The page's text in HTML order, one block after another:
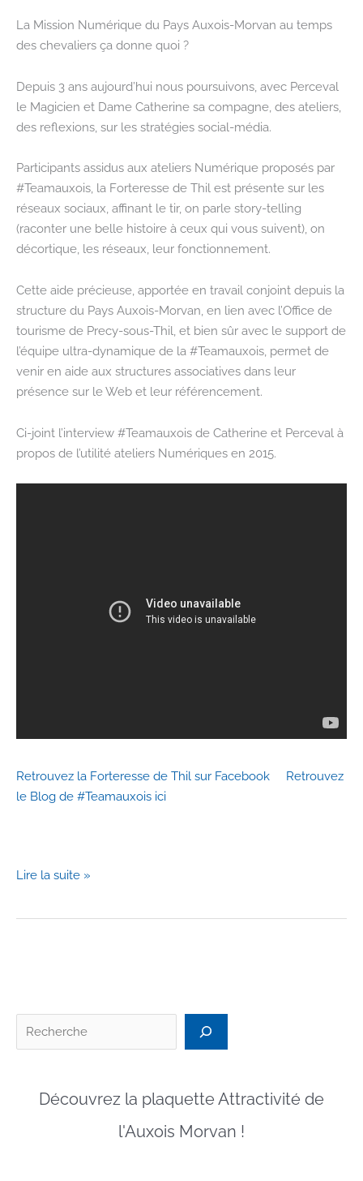
La Mission Numérique du Pays Auxois-Morvan au temps
des chevaliers ça donne quoi ?
Depuis 3 ans aujourd’hui nous poursuivons, avec Perceval
le Magicien et Dame Catherine sa compagne, des ateliers,
des reflexions, sur les stratégies social-média.
Participants assidus aux ateliers Numérique proposés par
#Teamauxois, la Forteresse de Thil est présente sur les
réseaux sociaux, affinant le tir, on parle story-telling
(raconter une belle histoire à ceux qui vous suivent), on
décortique, les réseaux, leur fonctionnement.
Cette aide précieuse, apportée en travail conjoint depuis la
structure du Pays Auxois-Morvan, en lien avec l’Office de
tourisme de Precy-sous-Thil, et bien sûr avec le support de
l’équipe ultra-dynamique de la #Teamauxois, permet de
venir en aide aux structures associatives dans leur
présence sur le Web et leur référencement.
Ci-joint l’interview #Teamauxois de Catherine et Perceval à
propos de l’utilité ateliers Numériques en 2015.
Retrouvez la Forteresse de Thil sur Facebook
Retrouvez
le Blog de #Teamauxois ici
Les
Lire la suite »
Découvrez la plaquette Attractivité de
l'Auxois Morvan !